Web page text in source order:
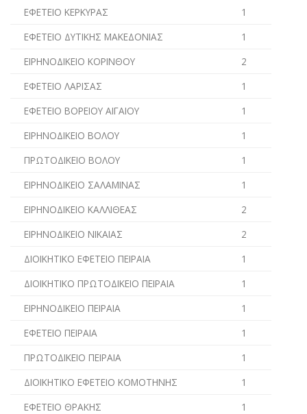
ΕΦΕΤΕΙΟ ΚΕΡΚΥΡΑΣ
1
ΕΦΕΤΕΙΟ ΔΥΤΙΚΗΣ ΜΑΚΕΔΟΝΙΑΣ
1
ΕΙΡΗΝΟΔΙΚΕΙΟ ΚΟΡΙΝΘΟΥ
2
ΕΦΕΤΕΙΟ ΛΑΡΙΣΑΣ
1
ΕΦΕΤΕΙΟ ΒΟΡΕΙΟΥ ΑΙΓΑΙΟΥ
1
ΕΙΡΗΝΟΔΙΚΕΙΟ ΒΟΛΟΥ
1
ΠΡΩΤΟΔΙΚΕΙΟ ΒΟΛΟΥ
1
ΕΙΡΗΝΟΔΙΚΕΙΟ ΣΑΛΑΜΙΝΑΣ
1
ΕΙΡΗΝΟΔΙΚΕΙΟ ΚΑΛΛΙΘΕΑΣ
2
ΕΙΡΗΝΟΔΙΚΕΙΟ ΝΙΚΑΙΑΣ
2
ΔΙΟΙΚΗΤΙΚΟ ΕΦΕΤΕΙΟ ΠΕΙΡΑΙΑ
1
ΔΙΟΙΚΗΤΙΚΟ ΠΡΩΤΟΔΙΚΕΙΟ ΠΕΙΡΑΙΑ
1
ΕΙΡΗΝΟΔΙΚΕΙΟ ΠΕΙΡΑΙΑ
1
ΕΦΕΤΕΙΟ ΠΕΙΡΑΙΑ
1
ΠΡΩΤΟΔΙΚΕΙΟ ΠΕΙΡΑΙΑ
1
ΔΙΟΙΚΗΤΙΚΟ ΕΦΕΤΕΙΟ ΚΟΜΟΤΗΝΗΣ
1
ΕΦΕΤΕΙΟ ΘΡΑΚΗΣ
1